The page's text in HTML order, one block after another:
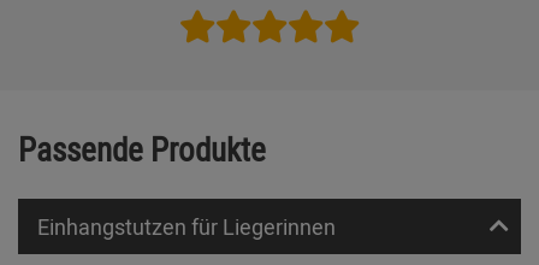
Passende Produkte
Einhangstutzen für Liegerinnen